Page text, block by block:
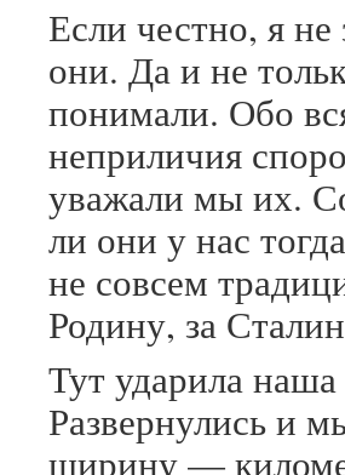
Если честно, я не
они. Да и не
понимали. Обо
неприличия
уважали мы их.
ли они у нас
не совсем
Родину, за
Тут ударила
Развернулись и
ширину —